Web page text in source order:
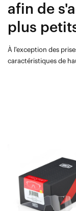
afin de
plus
À l'exception des
caractéristiques de